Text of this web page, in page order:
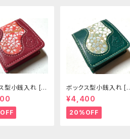
型小銭入れ [3
ボックス型小銭入れ [3
03-CP]
¥4,400
20%OFF